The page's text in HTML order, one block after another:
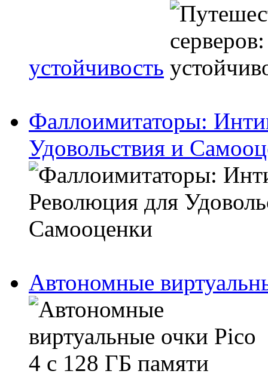
устойчивость
Фаллоимитаторы:
Удовольствия и
Автономные